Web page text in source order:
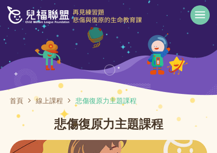
首頁 線上課程 悲傷復原力主題課程
悲傷復原力主題課程